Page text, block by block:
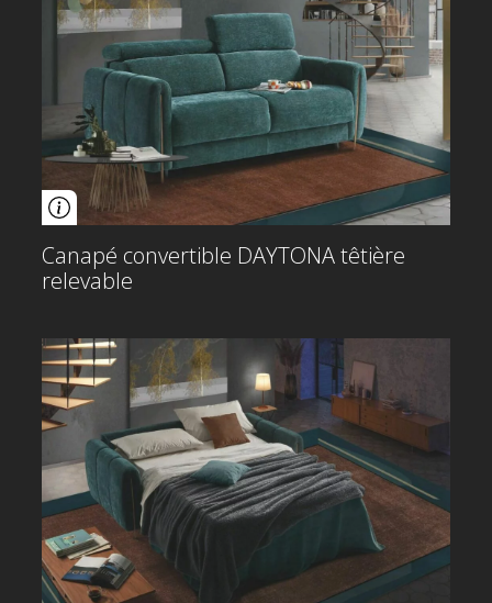
Canapé convertible DAYTONA têtière
relevable